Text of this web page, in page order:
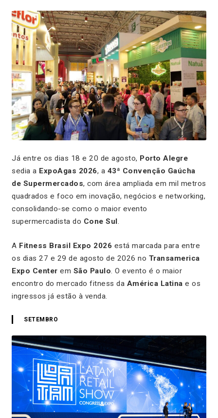
Já entre os dias 18 e 20 de agosto, Porto Alegre
sedia a ExpoAgas 2026, a 43ª Convenção Gaúcha
de Supermercados, com área ampliada em mil metros
quadrados e foco em inovação, negócios e networking,
consolidando-se como o maior evento
supermercadista do Cone Sul.
A Fitness Brasil Expo 2026 está marcada para entre
os dias 27 e 29 de agosto de 2026 no Transamerica
Expo Center em São Paulo. O evento é o maior
encontro do mercado fitness da América Latina e os
ingressos já estão à venda.
SETEMBRO